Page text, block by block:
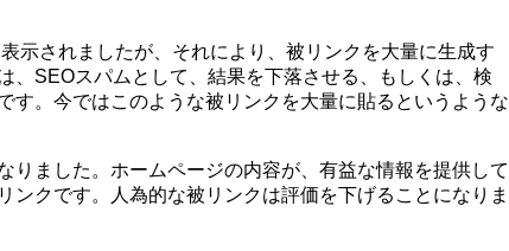
示されましたが、それにより、被リンクを大量に生成す
、SEOスパムとして、結果を下落させる、もしくは、検
。今ではこのような被リンクを大量に貼るというような
ました。ホームページの内容が、有益な情報を提供して
クです。人為的な被リンクは評価を下げることになりま